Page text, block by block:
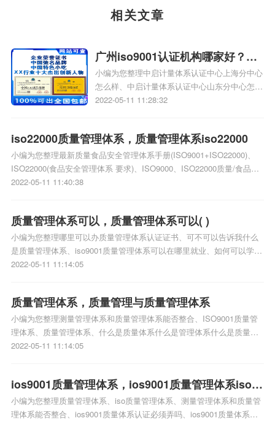
相关文章
广州iso9001认证机构哪家好？怎
么办理iso9001质量认证？
小编为您整理中启计量体系认证中心上海分中心
怎么样、中启计量体系认证中心山东分中心怎么
样、中国质量认证中心的环境管理、中国质量管
详情可查看下方正文！
2022-05-11 11:28:32
iso22000质量管理体系，质量管理体系iso22000
小编为您整理最新质量食品安全管理体系手册(ISO9001+ISO22000)、
ISO22000(食品安全管理体系 要求)、ISO9000、ISO22000质量/食品卫
生安全管理体系是什么、ISO9001质量管理体系 ISO14000环境管理系
2022-05-11 11:40:38
质量管理体系可以，质量管理体系可以( )
小编为您整理哪里可以办质量管理体系认证证书、可不可以告诉我什么
是质量管理体系、iso9001质量管理体系可以在哪里就业、如何可以学好
ISO质量管理体系、青海哪里可以做ISO9000质量管理体系认证相关iso
2022-05-11 11:14:05
质量管理体系，质量管理与质量管理体系
小编为您整理测量管理体系和质量管理体系能否整合、ISO9001质量管
理体系、质量管理体系、什么是质量体系什么是管理体系什么是质量管
理体系、iso质量管理体系相关iso体系认证知识，详情可查看下方正文！
2022-05-11 11:14:05
ios9001质量管理体系，ios9001质量管理体系iso三
体系认证
小编为您整理质量管理体系、iso质量管理体系、测量管理体系和质量管
理体系能否整合、ios9001质量体系认证必须弄吗、ios9001质量体系认